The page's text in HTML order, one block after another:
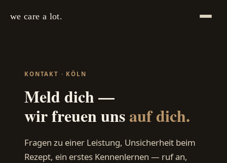
we care a lot.
KONTAKT · KÖLN
Meld dich —
wir freuen unsauf dich.
Fragen zu einer Leistung, Unsicherheit beim
Rezept, ein erstes Kennenlernen — ruf an,